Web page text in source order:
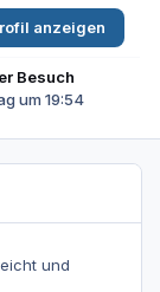
Besuch
um 19:54
anzeigen
und